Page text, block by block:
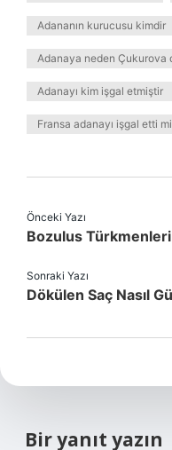
Adananın kurucusu kimdir
Adanaya neden Çukurova
Adanayı kim işgal etmiştir
Fransa adanayı işgal etti mi
Önceki Yazı
Bozulus
Sonraki Yazı
Dökülen Saç Nasıl
Bir yanıt yazın